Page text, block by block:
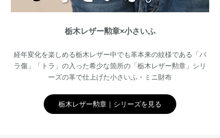
栃木レザー勲章×小さいふ
経年変化を楽しめる栃木レザー中でも革本来の紋様である「バ
ラ傷」「トラ」の入った希少な箇所の「栃木レザー勲章」シリ
ーズの革で仕上げた小さいふ・ミニ財布
栃木レザー勲章｜シリーズを見る